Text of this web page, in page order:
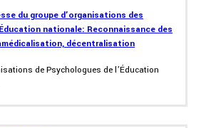
du groupe d’organisations des
nationale: Reconnaissance des
décentralisation
de Psychologues de l’Éducation